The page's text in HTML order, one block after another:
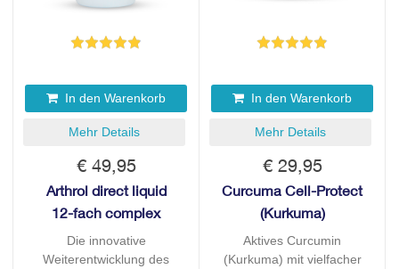
In den Warenkorb
Mehr Details
€ 49,95
Arthrol direct liquid
12-fach complex
Die innovative
Weiterentwicklung des
In den Warenkorb
Mehr Details
€ 29,95
Curcuma Cell-Protect
(Kurkuma)
Aktives Curcumin
(Kurkuma) mit vielfacher